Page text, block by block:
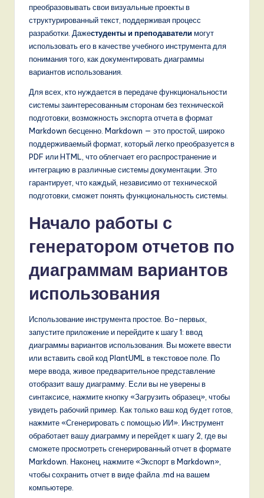
преобразовывать свои визуальные проекты в
структурированный текст, поддерживая процесс
разработки. Дажестуденты и преподавателимогут
использовать его в качестве учебного инструмента для
понимания того, как документировать диаграммы
вариантов использования.
Для всех, кто нуждается в передаче функциональности
системы заинтересованным сторонам без технической
подготовки, возможность экспорта отчета в формат
Markdown бесценно. Markdown — это простой, широко
поддерживаемый формат, который легко преобразуется в
PDF или HTML, что облегчает его распространение и
интеграцию в различные системы документации. Это
гарантирует, что каждый, независимо от технической
подготовки, сможет понять функциональность системы.
Начало работы с
генератором отчетов по
диаграммам вариантов
использования
Использование инструмента простое. Во-первых,
запустите приложение и перейдите к шагу 1: ввод
диаграммы вариантов использования. Вы можете ввести
или вставить свой код PlantUML в текстовое поле. По
мере ввода, живое предварительное представление
отобразит вашу диаграмму. Если вы не уверены в
синтаксисе, нажмите кнопку «Загрузить образец», чтобы
увидеть рабочий пример. Как только ваш код будет готов,
нажмите «Сгенерировать с помощью ИИ». Инструмент
обработает вашу диаграмму и перейдет к шагу 2, где вы
сможете просмотреть сгенерированный отчет в формате
Markdown. Наконец, нажмите «Экспорт в Markdown»,
чтобы сохранить отчет в виде файла .md на вашем
компьютере.